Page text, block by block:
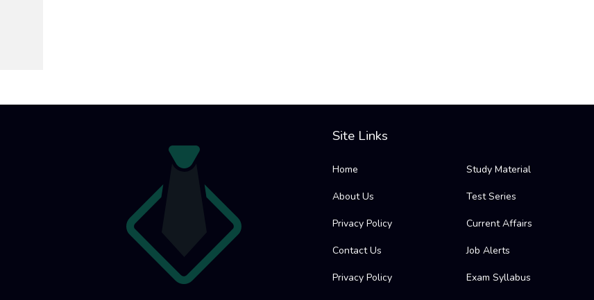
Site Links
Home
About Us
Privacy Policy
Contact Us
Privacy Policy
Study Material
Test Series
Current Affairs
Job Alerts
Exam Syllabus